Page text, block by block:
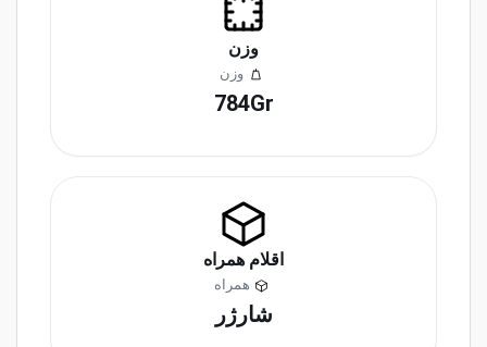
وزن
وزن
784Gr
اقلام همراه
همراه
شارژر